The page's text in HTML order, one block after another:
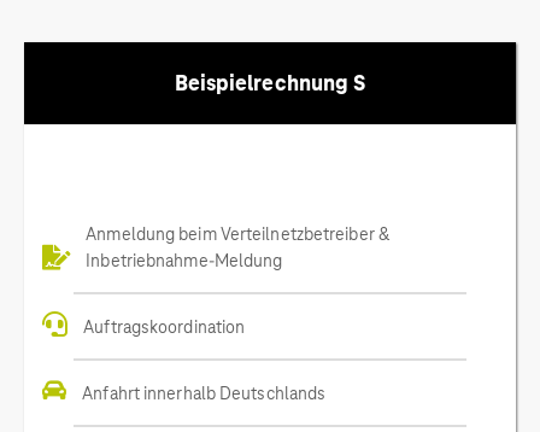
Beispielrechnung S
Anmeldung beim Verteilnetzbetreiber &
Inbetriebnahme-Meldung
Auftragskoordination
Anfahrt innerhalb Deutschlands